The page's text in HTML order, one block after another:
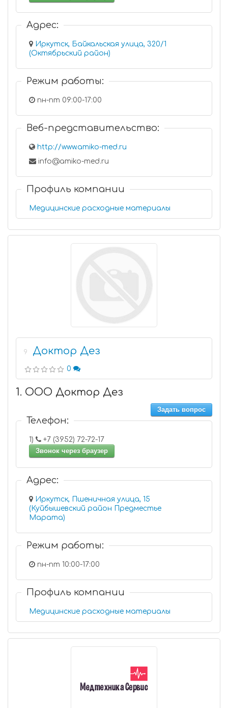
Адрес:
Иркутск, Байкальская улица, 320/1
(Октябрьский район)
Режим работы:
пн-пт 09:00-17:00
Веб-представительство:
http://www.amiko-med.ru
info@amiko-med.ru
Профиль компании
Медицинские расходные материалы
9 Доктор Дез
0
1. ООО Доктор Дез
Задать вопрос
Телефон:
1)
+7 (3952) 72-72-17
Звонок через браузер
Адрес:
Иркутск, Пшеничная улица, 15
(Куйбышевский район Предместье
Марата)
Режим работы:
пн-пт 10:00-17:00
Профиль компании
Медицинские расходные материалы